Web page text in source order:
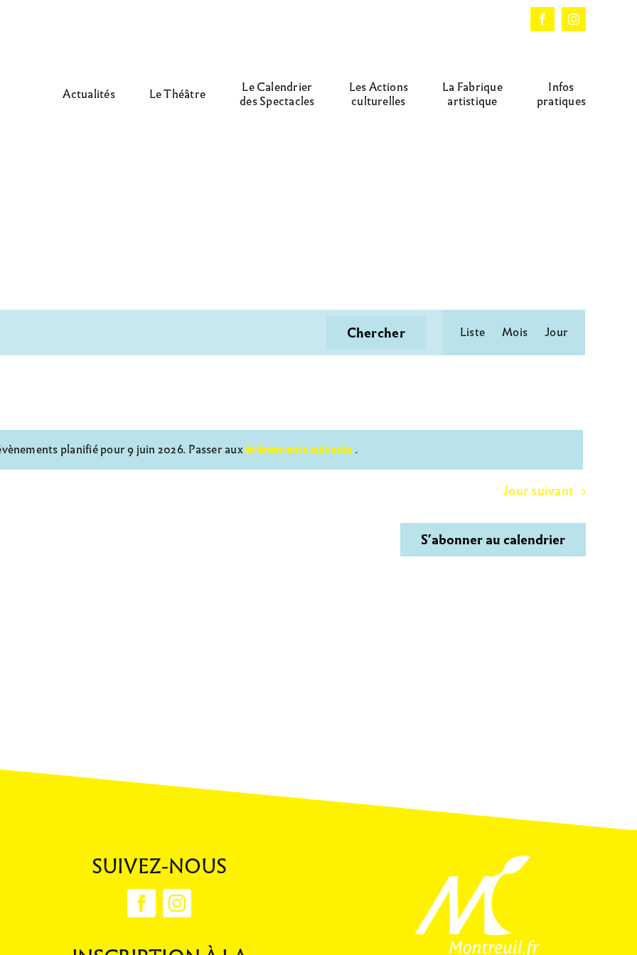
FacebookInstagram
Actualités Le Théâtre
Le Calendrier
des Spectacles
Les Actions
culturelles
La Fabrique
artistique
Infos
pratiques
Notice
planifié pour 9 juin 2026. Passer auxévènements suivants .
Chercher Navigation
de
Liste Mois Jour
Jour suivant
S’abonner au calendrier
SUIVEZ-NOUS